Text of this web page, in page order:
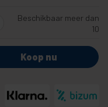
Beschikbaar meer dan
10
Koop nu